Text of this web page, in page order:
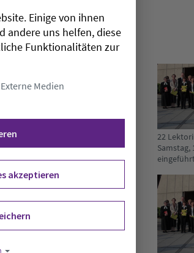
eingeführt.
der
weiter
als sie den
Bereitschaft
ein.
22
Samstag,
Einige von ihnen
andere uns helfen, diese
Funktionalitäten zur
Externe Medien
akzeptieren